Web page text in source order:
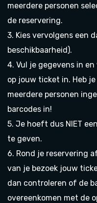
meerdere personen
de reservering.
3. Kies vervolgens een
beschikbaarheid).
4. Vul je gegevens in en
op jouw ticket in. Heb
meerdere personen
barcodes in!
5. Je hoeft dus NIET
te geven.
6. Rond je reservering
van je bezoek jouw
dan controleren of de
overeenkomen met de